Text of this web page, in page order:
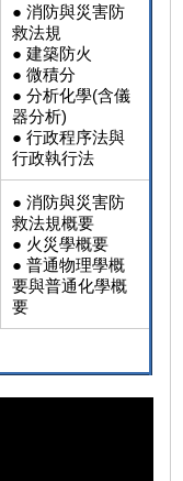
● 消防與災害防
救法規
● 建築防火
● 微積分
● 分析化學(含儀
器分析)
● 行政程序法與
行政執行法
● 消防與災害防
救法規概要
● 火災學概要
● 普通物理學概
要與普通化學概
要